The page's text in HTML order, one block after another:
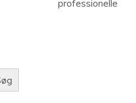
professionelle